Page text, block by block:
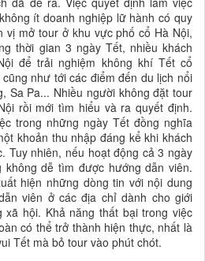
ít doanh nghiệp lữ hành có quy
vị mở tour ở khu vực phố cổ Hà Nội,
thời gian 3 ngày Tết, nhiều khách
để trải nghiệm không khí Tết cổ
như tới các điểm đến du lịch nổi
Sa Pa... Nhiều người không đặt tour
rồi mới tìm hiểu và ra quyết định.
trong những ngày Tết đồng nghĩa
khoản thu nhập đáng kể khi khách
Tuy nhiên, nếu hoạt động cả 3 ngày
dễ tìm được hướng dẫn viên.
hiện những dòng tin với nội dung
viên ở các địa chỉ dành cho giới
xã hội. Khả năng thất bại trong việc
có thể trở thành hiện thực, nhất là
Tết mà bỏ tour vào phút chót.